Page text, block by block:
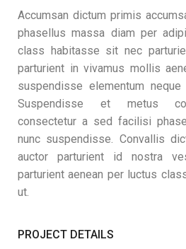
Accumsan dictum primis
phasellus massa diam per
class habitasse sit nec
parturient in vivamus mollis
suspendisse elementum
Suspendisse et metus
consectetur a sed facilisi
nunc suspendisse. Convallis
auctor parturient id nostra
parturient aenean per luctus
ut.
PROJECT DETAILS